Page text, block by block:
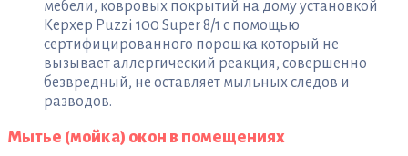
мебели, ковровых покрытий на дому установкой
Керхер Puzzi 100 Super 8/1 с помощью
сертифицированного порошка который не
вызывает аллергический реакция, совершенно
безвредный, не оставляет мыльных следов и
разводов.
Мытье (мойка) окон в помещениях